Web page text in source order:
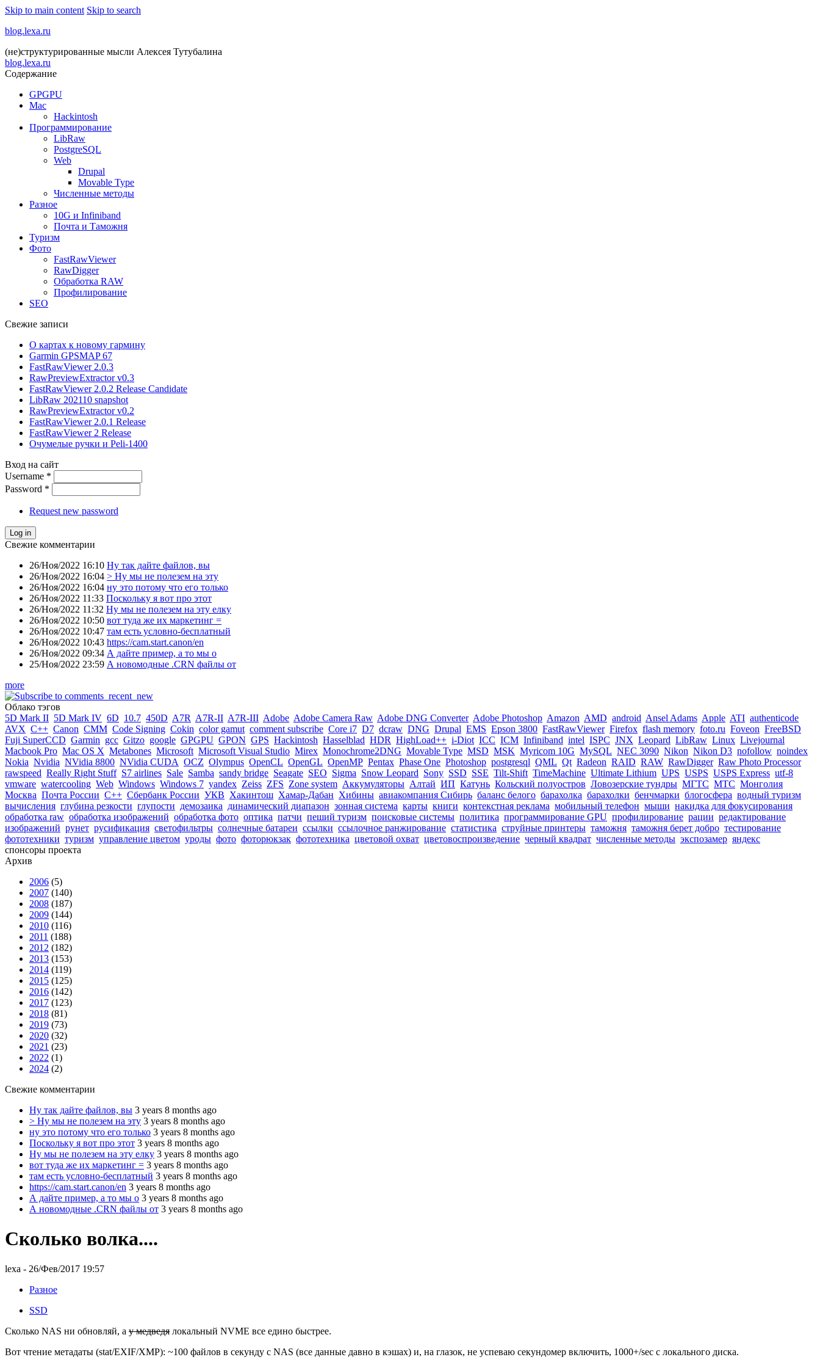
Skip to main content Skip to search
blog.lexa.ru
(не)структурированные мысли Алексея Тутубалина
blog.lexa.ru
Содержание
GPGPU
Mac
Hackintosh
Программирование
LibRaw
PostgreSQL
Web
Drupal
Movable Type
Численные методы
Разное
10G и Infiniband
Почта и Таможня
Туризм
Фото
FastRawViewer
RawDigger
Обработка RAW
Профилирование
SEO
Свежие записи
О картах к новому гармину
Garmin GPSMAP 67
FastRawViewer 2.0.3
RawPreviewExtractor v0.3
FastRawViewer 2.0.2 Release Candidate
LibRaw 202110 snapshot
RawPreviewExtractor v0.2
FastRawViewer 2.0.1 Release
FastRawViewer 2 Release
Очумелые ручки и Peli-1400
Вход на сайт
Username *
Password *
Request new password
Свежие комментарии
26/Ноя/2022 16:10 Ну так дайте файлов, вы
26/Ноя/2022 16:04 > Ну мы не полезем на эту
26/Ноя/2022 16:04 ну это потому что его только
26/Ноя/2022 11:33 Поскольку я вот про этот
26/Ноя/2022 11:32 Ну мы не полезем на эту елку
26/Ноя/2022 10:50 вот туда же их маркетинг =
26/Ноя/2022 10:47 там есть условно-бесплатный
26/Ноя/2022 10:43 https://cam.start.canon/en
26/Ноя/2022 09:34 А дайте пример, а то мы о
25/Ноя/2022 23:59 А новомодные .CRN файлы от
more
Облако тэгов
5D Mark II 5D Mark IV 6D 10.7 450D A7R A7R-II A7R-III Adobe Adobe Camera Raw Adobe DNG Converter Adobe Photoshop Amazon AMD android Ansel Adams Apple ATI authenticode
AVX C++ Canon CMM Code Signing Cokin color gamut comment subscribe Core i7 D7 dcraw DNG Drupal EMS Epson 3800 FastRawViewer Firefox flash memory foto.ru Foveon FreeBSD
Fuji SuperCCD Garmin gcc Gitzo google GPGPU GPON GPS Hackintosh Hasselblad HDR HighLoad++ i-Diot ICC ICM Infiniband intel ISPC JNX Leopard LibRaw Linux Livejournal
Macbook Pro Mac OS X Metabones Microsoft Microsoft Visual Studio Mirex Monochrome2DNG Movable Type MSD MSK Myricom 10G MySQL NEC 3090 Nikon Nikon D3 nofollow noindex
Nokia Nvidia NVidia 8800 NVidia CUDA OCZ Olympus OpenCL OpenGL OpenMP Pentax Phase One Photoshop postgresql QML Qt Radeon RAID RAW RawDigger Raw Photo Processor
rawspeed Really Right Stuff S7 airlines Sale Samba sandy bridge Seagate SEO Sigma Snow Leopard Sony SSD SSE Tilt-Shift TimeMachine Ultimate Lithium UPS USPS USPS Express utf-8
vmware watercooling Web Windows Windows 7 yandex Zeiss ZFS Zone system Аккумуляторы Алтай ИП Катунь Кольский полуостров Ловозерские тундры МГТС МТС Монголия
Москва Почта России С++ Сбербанк России УКВ Хакинтош Хамар-Дабан Хибины авиакомпания Сибирь баланс белого барахолка барахолки бенчмарки блогосфера водный туризм
вычисления глубина резкости глупости демозаика динамический диапазон зонная система карты книги контекстная реклама мобильный телефон мыши накидка для фокусирования
обработка raw обработка изображений обработка фото оптика патчи пеший туризм поисковые системы политика программирование GPU профилирование рации редактирование
изображений рунет русификация светофильтры солнечные батареи ссылки ссылочное ранжирование статистика струйные принтеры таможня таможня берет добро тестирование
фототехники туризм управление цветом уроды фото фоторюкзак фототехника цветовой охват цветовоспроизведение черный квадрат численные методы экспозамер яндекс
спонсоры проекта
Архив
2006 (5)
2007 (140)
2008 (187)
2009 (144)
2010 (116)
2011 (188)
2012 (182)
2013 (153)
2014 (119)
2015 (125)
2016 (142)
2017 (123)
2018 (81)
2019 (73)
2020 (32)
2021 (23)
2022 (1)
2024 (2)
Свежие комментарии
Ну так дайте файлов, вы 3 years 8 months ago
> Ну мы не полезем на эту 3 years 8 months ago
ну это потому что его только 3 years 8 months ago
Поскольку я вот про этот 3 years 8 months ago
Ну мы не полезем на эту елку 3 years 8 months ago
вот туда же их маркетинг = 3 years 8 months ago
там есть условно-бесплатный 3 years 8 months ago
https://cam.start.canon/en 3 years 8 months ago
А дайте пример, а то мы о 3 years 8 months ago
А новомодные .CRN файлы от 3 years 8 months ago
Сколько волка....
lexa - 26/Фев/2017 19:57
Разное
SSD
Сколько NAS ни обновляй, а у медведя локальный NVME все едино быстрее.
Вот чтение метадаты (stat/EXIF/XMP): ~100 файлов в секунду с NAS (все данные давно в кэшах) и, на глазок, не успеваю секундомер включить, 1000+/sec с локального диска.